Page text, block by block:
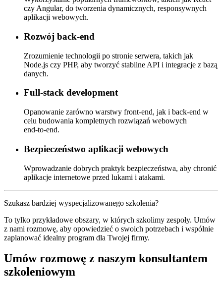
czy Angular, do tworzenia dynamicznych, responsywnych
aplikacji webowych.
Rozwój back‑end
Zrozumienie technologii po stronie serwera, takich jak
Node.js czy PHP, aby tworzyć stabilne API i integracje z bazą
danych.
Full‑stack development
Opanowanie zarówno warstwy front‑end, jak i back‑end w
celu budowania kompletnych rozwiązań webowych
end‑to‑end.
Bezpieczeństwo aplikacji webowych
Wprowadzanie dobrych praktyk bezpieczeństwa, aby chronić
aplikacje internetowe przed lukami i atakami.
Szukasz bardziej wyspecjalizowanego szkolenia?
To tylko przykładowe obszary, w których szkolimy zespoły. Umów
z nami rozmowę, aby opowiedzieć o swoich potrzebach i wspólnie
zaplanować idealny program dla Twojej firmy.
Umów rozmowę z naszym konsultantem
szkoleniowym